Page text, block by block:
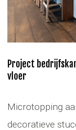
Project
vloer
Microtopping
decoratieve